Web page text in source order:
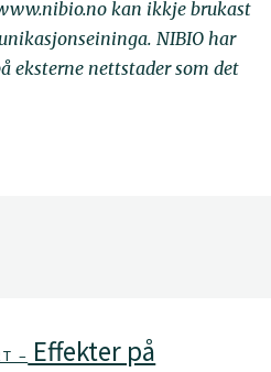
kan ikkje brukast
NIBIO har
eksterne nettstader som det
– Effekter på